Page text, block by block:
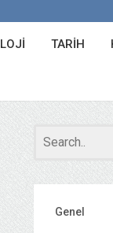
TARIH
Genel